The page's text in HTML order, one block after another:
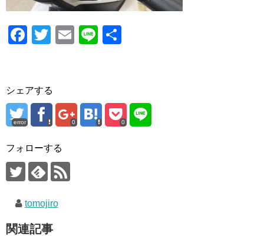
F
e
b
o
o
k
T
er
E
Li
シェアする
error 0 0
フォローする
tomojiro
関連記事